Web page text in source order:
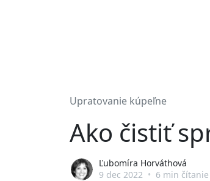
Upratovanie kúpeľne
Ako čistiť
Ľubomíra Horváthová
9 dec 2022 • 6 min čítanie